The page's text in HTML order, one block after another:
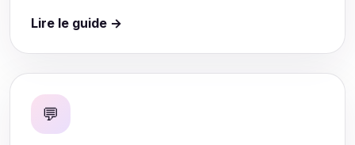
Lire le guide →
💬